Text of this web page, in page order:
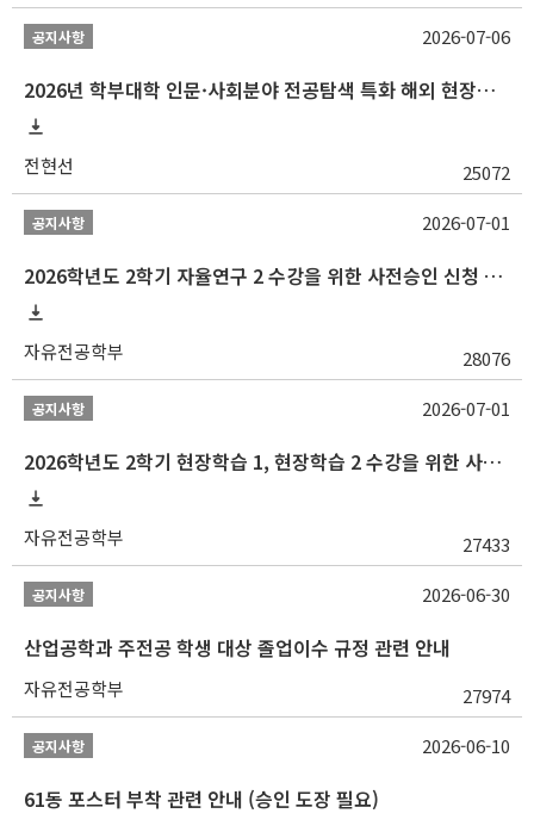
공지사항
2026년 학부대학 인문·사회분야 전공탐색 특화 해외 현장학습 프로그램(중국) 모집 안내
전현선 25072
2026-07-06
공지사항
2026학년도 2학기 자율연구 2 수강을 위한 사전승인 신청 안내
자유전공학부 28076
2026-07-01
공지사항
2026학년도 2학기 현장학습 1, 현장학습 2 수강을 위한 사전승인 신청 안내
자유전공학부 27433
2026-07-01
공지사항
산업공학과 주전공 학생 대상 졸업이수 규정 관련 안내
자유전공학부 27974
2026-06-30
공지사항
61동 포스터 부착 관련 안내 (승인 도장 필요)
2026-06-10